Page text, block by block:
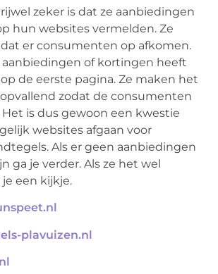
zeker is dat ze aanbiedingen
hun websites vermelden. Ze
er consumenten op afkomen.
aanbiedingen of kortingen heeft
de eerste pagina. Ze maken het
zodat de consumenten
is dus gewoon een kwestie
websites afgaan voor
Als er geen aanbiedingen
ga je verder. Als ze het wel
een kijkje.
plavuizen.nl